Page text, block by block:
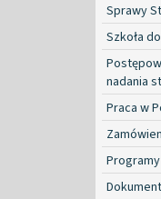
Sprawy
Szkoła
nadania
Praca w